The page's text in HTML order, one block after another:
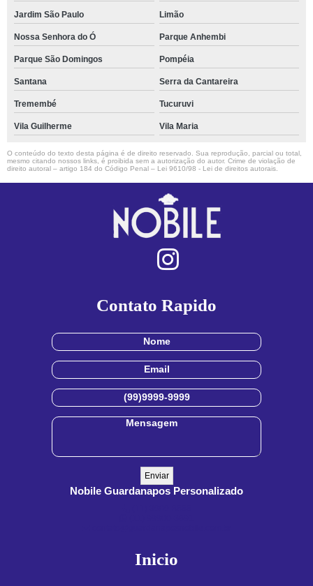
Jardim São Paulo Limão
Nossa Senhora do Ó Parque Anhembi
Parque São Domingos Pompéia
Santana Serra da Cantareira
Tremembé Tucuruvi
Vila Guilherme Vila Maria
O conteúdo do texto desta página é de direito reservado. Sua reprodução, parcial ou total,
mesmo citando nossos links, é proibida sem a autorização do autor. Crime de violação de
direito autoral – artigo 184 do Código Penal – Lei 9610/98 - Lei de direitos autorais
Contato Rapido
Nobile Guardanapos Personalizado
Inicio